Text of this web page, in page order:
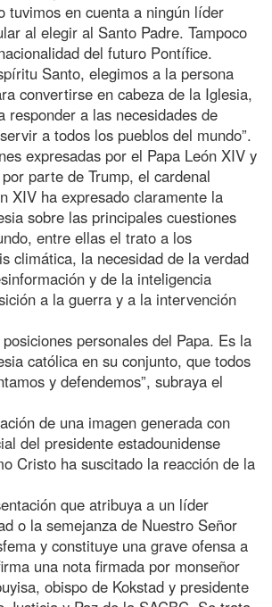
tuvimos en cuenta a ningún líder
al elegir al Santo Padre. Tampoco
del futuro Pontífice.
Santo, elegimos a la persona
convertirse en cabeza de la Iglesia,
responder a las necesidades de
a todos los pueblos del mundo”.
expresadas por el Papa León XIV y
parte de Trump, el cardenal
XIV ha expresado claramente la
sobre las principales cuestiones
entre ellas el trato a los
climática, la necesidad de la verdad
y de la inteligencia
a la guerra y a la intervención
personales del Papa. Es la
católica en su conjunto, que todos
y defendemos”, subraya el
de una imagen generada con
del presidente estadounidense
Cristo ha suscitado la reacción de la
que atribuya a un líder
o la semejanza de Nuestro Señor
y constituye una grave ofensa a
una nota firmada por monseñor
obispo de Kokstad y presidente